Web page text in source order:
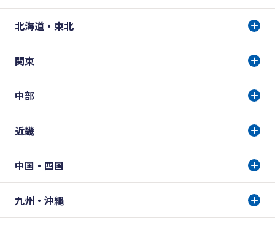
北海道・東北
関東
中部
近畿
中国・四国
九州・沖縄